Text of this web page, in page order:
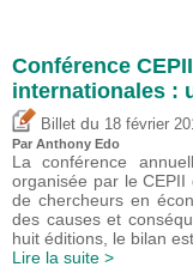
Conférence
internationales :
Billet du 18 février
Par Anthony Edo
La conférence
organisée par le CEPII
de chercheurs en
des causes et
huit éditions, le bilan
Lire la suite >